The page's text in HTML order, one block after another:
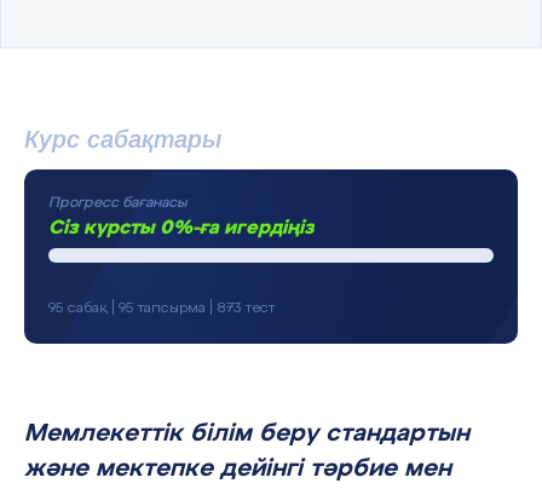
Курс сабақтары
Прогресс бағанасы
Сіз курсты 0%-ға игердіңіз
95 сабақ | 95 тапсырма | 873 тест
Мемлекеттік білім беру стандартын
және мектепке дейінгі тәрбие мен